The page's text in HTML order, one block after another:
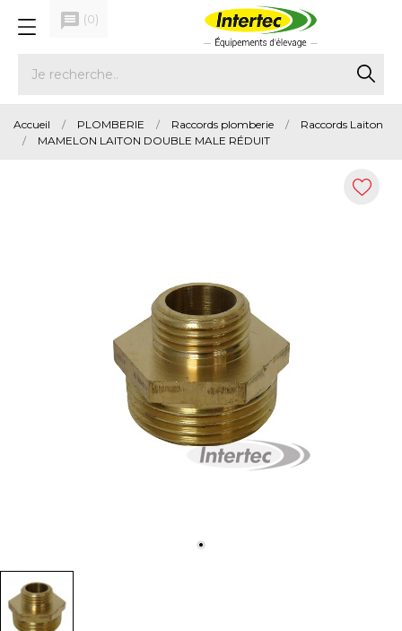
message (0)
Accueil PLOMBERIE Raccords plomberie
Raccords Laiton
MAMELON LAITON DOUBLE MALE RÉDUIT